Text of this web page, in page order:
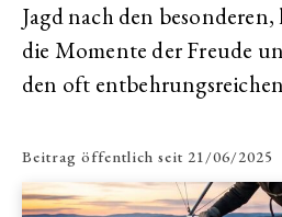
Jagd nach den
die Momente der Freude
den oft
Beitrag öffentlich seit 21/06/2025